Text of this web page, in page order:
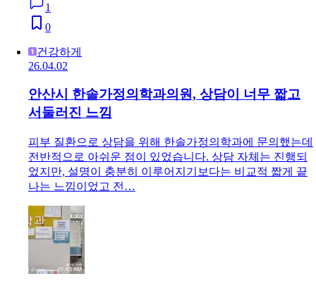
1
0
건강하게
26.04.02
안산시 한솔가정의학과의원, 상담이 너무 짧고
서둘러진 느낌
피부 질환으로 상담을 위해 한솔가정의학과에 문의했는데
전반적으로 아쉬운 점이 있었습니다. 상담 자체는 진행되
었지만, 설명이 충분히 이루어지기보다는 비교적 짧게 끝
나는 느낌이었고 전…